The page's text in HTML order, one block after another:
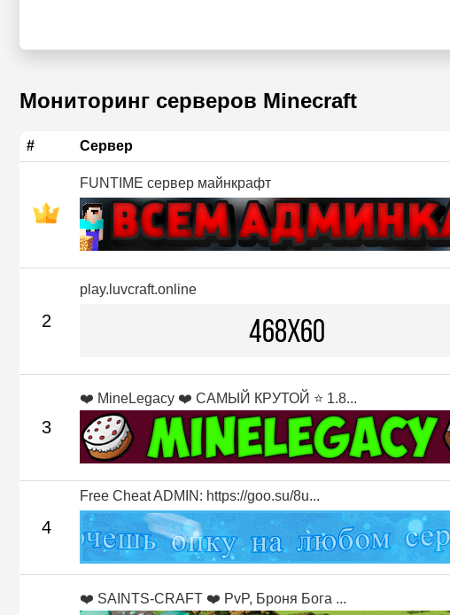
Мониторинг серверов Minecraft
# Сервер
FUNTIME сервер майнкрафт
2
play.luvcraft.online
3
❤️ MineLegacy ❤️ САМЫЙ КРУТОЙ ⭐ 1.8...
4
Free Cheat ADMIN: https://goo.su/8u...
❤️ SAINTS-CRAFT ❤️ PvP, Броня Бога ...